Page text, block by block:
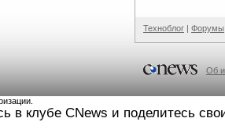
Техноблог | Форумы
Об
в клубе CNews и поделитесь